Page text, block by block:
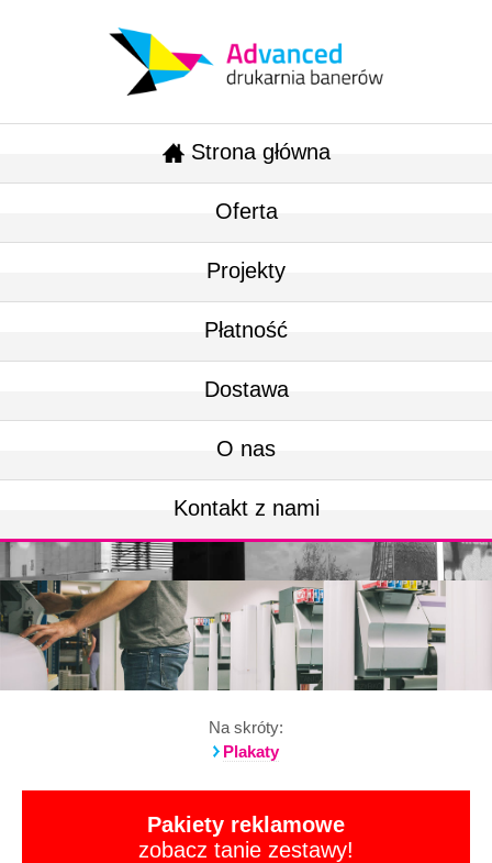
Strona główna
Oferta
Projekty
Płatność
Dostawa
O nas
Kontakt z nami
Na skróty:
Plakaty
Pakiety reklamowe
zobacz tanie zestawy!